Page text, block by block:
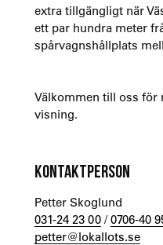
extra tillgängligt när
ett par hundra meter
spårvagnshållplats
Välkommen till oss för
visning.
KONTAKTPERSON
Petter Skoglund
031-24 23 00/0706-40
petter@lokallots.se